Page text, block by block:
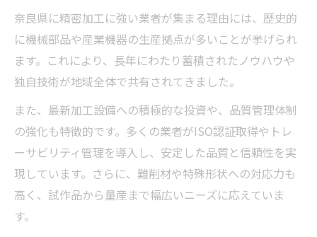
奈良県に精密加工に強い業者が集まる理由には、歴史的
に機械部品や産業機器の生産拠点が多いことが挙げられ
ます。これにより、長年にわたり蓄積されたノウハウや
独自技術が地域全体で共有されてきました。
また、最新加工設備への積極的な投資や、品質管理体制
の強化も特徴的です。多くの業者がISO認証取得やトレ
ーサビリティ管理を導入し、安定した品質と信頼性を実
現しています。さらに、難削材や特殊形状への対応力も
高く、試作品から量産まで幅広いニーズに応えていま
す。